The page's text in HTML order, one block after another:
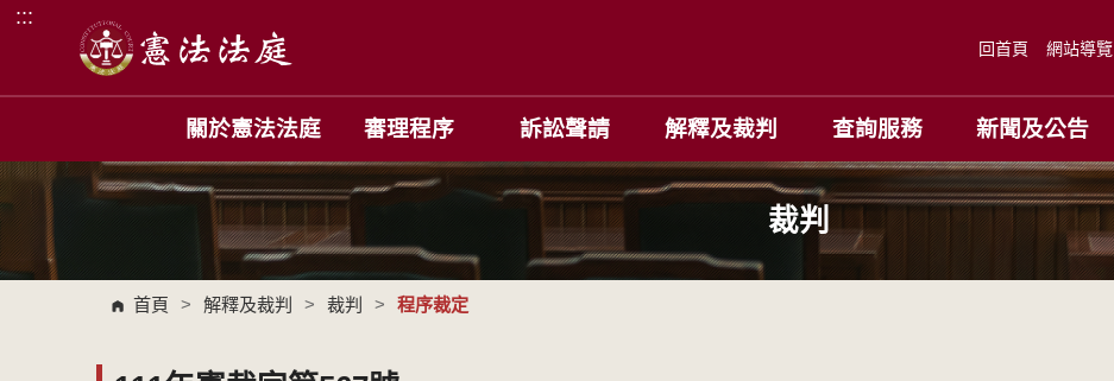
跳到主要內容區塊
:::
回首頁 網站導覽
關於憲法法庭 審理程序 訴訟聲請 解釋及裁判 查詢服務 新聞及公告
裁判
首頁 > 解釋及裁判 > 裁判 > 程序裁定